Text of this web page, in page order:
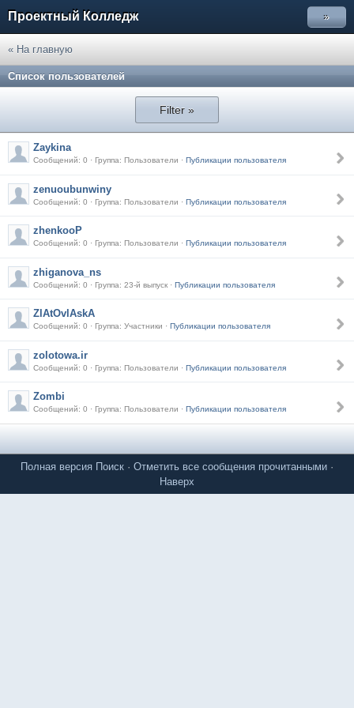
Проектный Колледж »
« На главную
Список пользователей
Filter »
Zaykina
Сообщений: 0 · Группа: Пользователи · Публикации пользователя
zenuoubunwiny
Сообщений: 0 · Группа: Пользователи · Публикации пользователя
zhenkooP
Сообщений: 0 · Группа: Пользователи · Публикации пользователя
zhiganova_ns
Сообщений: 0 · Группа: 23-й выпуск · Публикации пользователя
ZlAtOvlAskA
Сообщений: 0 · Группа: Участники · Публикации пользователя
zolotowa.ir
Сообщений: 0 · Группа: Пользователи · Публикации пользователя
Zombi
Сообщений: 0 · Группа: Пользователи · Публикации пользователя
Полная версия Поиск · Отметить все сообщения прочитанными ·
Наверх